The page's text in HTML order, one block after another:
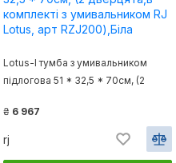
Lotus-l тумба з умивальником
підлогова 51 * 32,5 * 70см, (2
умивальником RJ Lotus, арт
RZJ200),Біла
₴ 6 967
rj